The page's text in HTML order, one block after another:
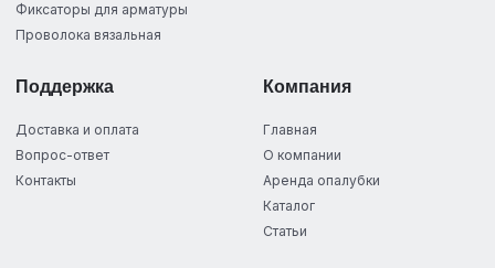
Фиксаторы для арматуры
Проволока вязальная
Поддержка
Доставка и оплата
Вопрос-ответ
Контакты
Компания
Главная
О компании
Аренда опалубки
Каталог
Статьи